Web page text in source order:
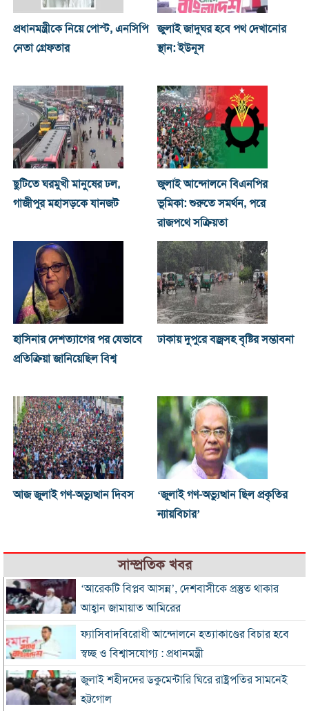
প্রধানমন্ত্রীকে নিয়ে পোস্ট, এনসিপি
নেতা গ্রেফতার
জুলাই জাদুঘর হবে পথ দেখানোর
স্থান: ইউনূস
ছুটিতে ঘরমুখী মানুষের ঢল,
গাজীপুর মহাসড়কে যানজট
জুলাই আন্দোলনে বিএনপির
ভূমিকা: শুরুতে সমর্থন, পরে
রাজপথে সক্রিয়তা
হাসিনার দেশত্যাগের পর যেভাবে
প্রতিক্রিয়া জানিয়েছিল বিশ্ব
ঢাকায় দুপুরে বজ্রসহ বৃষ্টির সম্ভাবনা
আজ জুলাই গণ-অভ্যুত্থান দিবস
‘জুলাই গণ-অভ্যুত্থান ছিল প্রকৃতির
ন্যায়বিচার’
সাম্প্রতিক খবর
‘আরেকটি বিপ্লব আসন্ন’, দেশবাসীকে প্রস্তুত থাকার
আহ্বান জামায়াত আমিরের
ফ্যাসিবাদবিরোধী আন্দোলনে হত্যাকাণ্ডের বিচার হবে
স্বচ্ছ ও বিশ্বাসযোগ্য : প্রধানমন্ত্রী
জুলাই শহীদদের ডকুমেন্টারি ঘিরে রাষ্ট্রপতির সামনেই
হট্টগোল